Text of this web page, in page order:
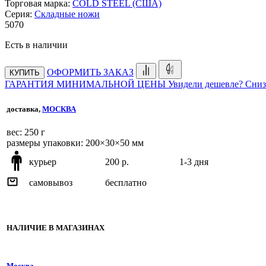
Торговая марка: COLD STEEL (США)
Серия: Складные ножи
5070
Есть в наличии
КУПИТЬ
ОФОРМИТЬ ЗАКАЗ
ГАРАНТИЯ МИНИМАЛЬНОЙ ЦЕНЫ Увидели дешевле?
доставка, МОСКВА
веc: 250 г
размеры упаковки: 200×30×50 мм
курьер
200 р. 1-3 дня
самовывоз бесплатно
НАЛИЧИЕ В МАГАЗИНАХ